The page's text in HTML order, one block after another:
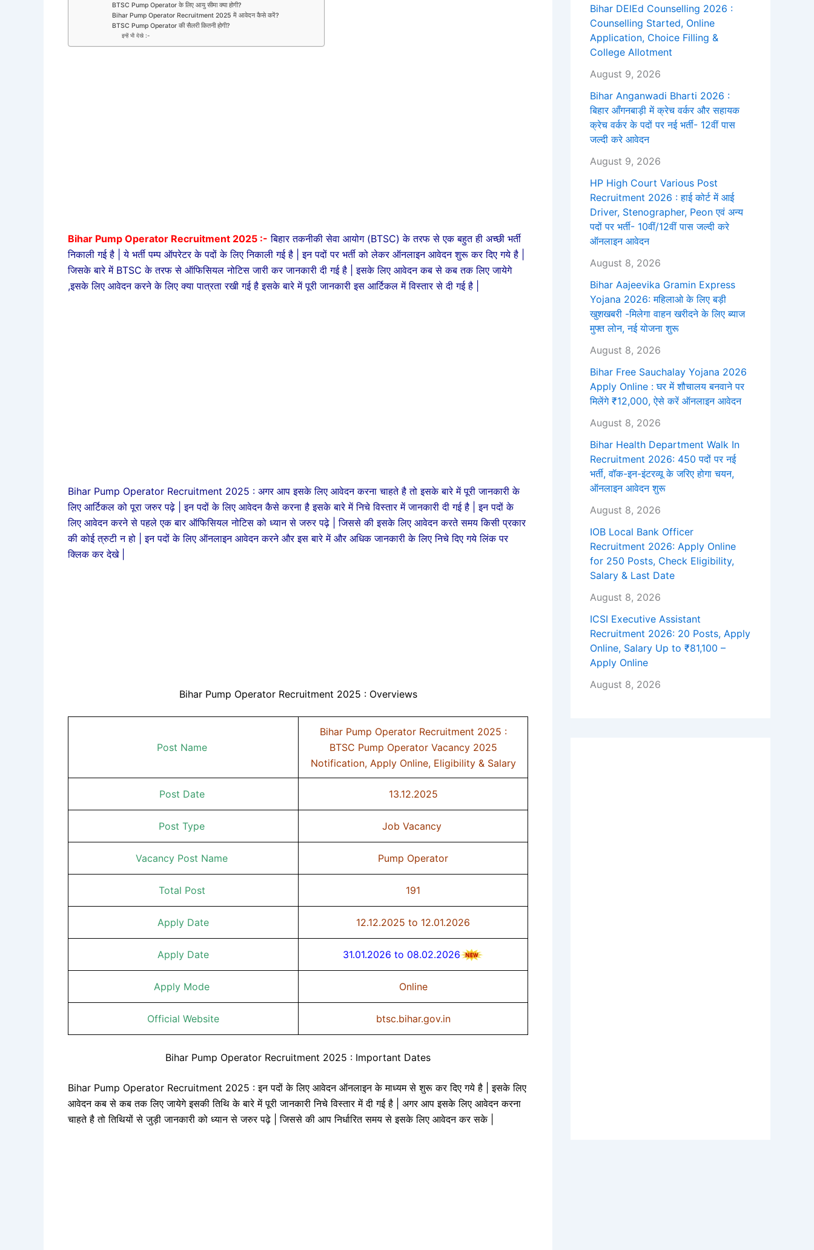
BTSC Pump Operator के लिए आयु सीमा क्या होगी?
Bihar Pump Operator Recruitment 2025 में आवेदन कैसे करें?
BTSC Pump Operator की सैलरी कितनी होगी?
इन्हें भी देखे :-
Bihar Pump Operator Recruitment 2025 :- बिहार तकनीकी सेवा आयोग (BTSC) के तरफ से एक बहुत ही अच्छी भर्ती
निकाली गई है | ये भर्ती पम्प ऑपरेटर के पदों के लिए निकाली गई है | इन पदों पर भर्ती को लेकर ऑनलाइन आवेदन शुरू कर दिए गये है |
जिसके बारे में BTSC के तरफ से ऑफिसियल नोटिस जारी कर जानकारी दी गई है | इसके लिए आवेदन कब से कब तक लिए जायेगे
,इसके लिए आवेदन करने के लिए क्या पात्रता रखी गई है इसके बारे में पूरी जानकारी इस आर्टिकल में विस्तार से दी गई है |
Bihar Pump Operator Recruitment 2025 : अगर आप इसके लिए आवेदन करना चाहते है तो इसके बारे में पूरी जानकारी के
लिए आर्टिकल को पूरा जरुर पढ़े | इन पदों के लिए आवेदन कैसे करना है इसके बारे में निचे विस्तार में जानकारी दी गई है | इन पदों के
लिए आवेदन करने से पहले एक बार ऑफिसियल नोटिस को ध्यान से जरुर पढ़े | जिससे की इसके लिए आवेदन करते समय किसी प्रकार
की कोई त्रुटी न हो | इन पदों के लिए ऑनलाइन आवेदन करने और इस बारे में और अधिक जानकारी के लिए निचे दिए गये लिंक पर
क्लिक कर देखे |
Bihar Pump Operator Recruitment 2025 : Overviews
Post Name
Bihar Pump Operator Recruitment 2025 :
BTSC Pump Operator Vacancy 2025
Notification, Apply Online, Eligibility & Salary
Post Date 13.12.2025
Post Type Job Vacancy
Vacancy Post Name Pump Operator
Total Post 191
Apply Date 12.12.2025 to 12.01.2026
Apply Date 31.01.2026 to 08.02.2026
Apply Mode Online
Official Website btsc.bihar.gov.in
Bihar Pump Operator Recruitment 2025 : Important Dates
Bihar Pump Operator Recruitment 2025 : इन पदों के लिए आवेदन ऑनलाइन के माध्यम से शुरू कर दिए गये है | इसके लिए
आवेदन कब से कब तक लिए जायेगे इसकी तिथि के बारे में पूरी जानकारी निचे विस्तार में दी गई है | अगर आप इसके लिए आवेदन करना
चाहते है तो तिथियों से जुड़ी जानकारी को ध्यान से जरुर पढ़े | जिससे की आप निर्धारित समय से इसके लिए आवेदन कर सके |
Bihar DElEd Counselling 2026 :
Counselling Started, Online
Application, Choice Filling &
College Allotment
August 9, 2026
Bihar Anganwadi Bharti 2026 :
बिहार आँगनबाड़ी में क्रेच वर्कर और सहायक
क्रेच वर्कर के पदों पर नई भर्ती- 12वीं पास
जल्दी करे आवेदन
August 9, 2026
HP High Court Various Post
Recruitment 2026 : हाई कोर्ट में आई
Driver, Stenographer, Peon एवं अन्य
पदों पर भर्ती- 10वीं/12वीं पास जल्दी करे
ऑनलाइन आवेदन
August 8, 2026
Bihar Aajeevika Gramin Express
Yojana 2026: महिलाओ के लिए बड़ी
खुशखबरी -मिलेगा वाहन खरीदने के लिए ब्याज
मुफ्त लोन, नई योजना शुरू
August 8, 2026
Bihar Free Sauchalay Yojana 2026
Apply Online : घर में शौचालय बनवाने पर
मिलेंगे ₹12,000, ऐसे करें ऑनलाइन आवेदन
August 8, 2026
Bihar Health Department Walk In
Recruitment 2026: 450 पदों पर नई
भर्ती, वॉक-इन-इंटरव्यू के जरिए होगा चयन,
ऑनलाइन आवेदन शुरू
August 8, 2026
IOB Local Bank Officer
Recruitment 2026: Apply Online
for 250 Posts, Check Eligibility,
Salary & Last Date
August 8, 2026
ICSI Executive Assistant
Recruitment 2026: 20 Posts, Apply
Online, Salary Up to ₹81,100 –
Apply Online
August 8, 2026